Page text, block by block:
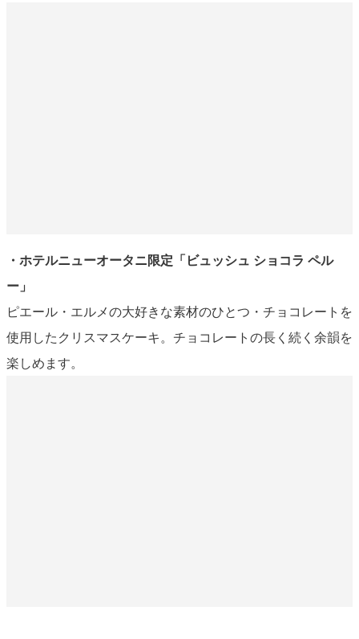
・ホテルニューオータニ限定「ビュッシュ ショコラ ペル
ー」
ピエール・エルメの大好きな素材のひとつ・チョコレートを
使用したクリスマスケーキ。チョコレートの長く続く余韻を
楽しめます。